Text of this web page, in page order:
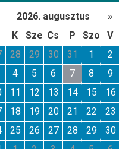
2026. augusztus
»
K Sze Cs P Szo
V
28 29 30 31 1
2
4 5 6 7 8
9
11 12 13 14 15
16
18 19 20 21 22
23
25 26 27 28 29
30